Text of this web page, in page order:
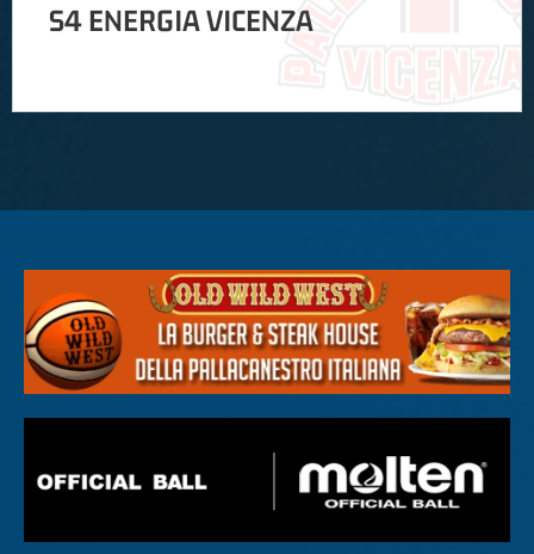
S4 ENERGIA VICENZA